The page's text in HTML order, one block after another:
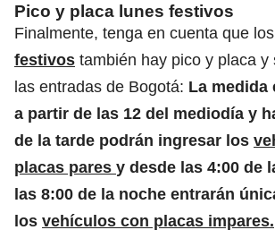
Pico y placa lunes festivos
Finalmente, tenga en cuenta que los
festivos también hay pico y placa y
las entradas de Bogotá: La medida
a partir de las 12 del mediodía y
de la tarde podrán ingresar los
placas pares y desde las 4:00 de
las 8:00 de la noche entrarán
los vehículos con placas impares.